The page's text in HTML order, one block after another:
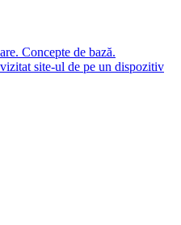
Concepte de bază.
site-ul de pe un dispozitiv